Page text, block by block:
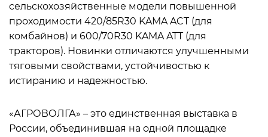
сельскохозяйственные модели повышенной
проходимости 420/85R30 KAMA ACT (для
комбайнов) и 600/70R30 KAMA ATT (для
тракторов). Новинки отличаются улучшенными
тяговыми свойствами, устойчивостью к
истиранию и надежностью.
«АГРОВОЛГА» – это единственная выставка в
России, объединившая на одной площадке